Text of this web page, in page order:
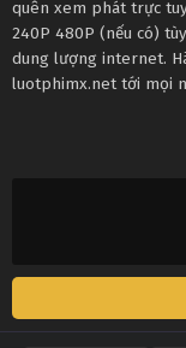
quên xem phát trực
240P 480P (nếu có)
dung lượng internet.
luotphimx.net tới mọi